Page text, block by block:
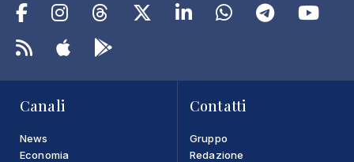
Canali
News
Economia
Contatti
Gruppo
Redazione